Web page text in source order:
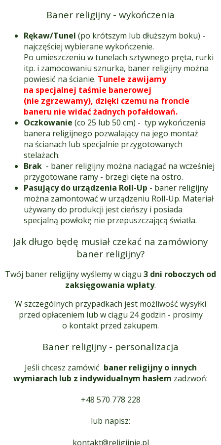
Baner religijny - wykończenia
Rękaw/Tunel (po krótszym lub dłuższym boku) -
najczęściej wybierane wykończenie.
Po umieszczeniu w tunelach sztywnego pręta, rurki
itp. i zamocowaniu sznurka, baner religijny można
powiesić na ścianie. Tunele zawijamy
na specjalnej taśmie banerowej
(nie zgrzewamy), dzięki czemu na froncie
baneru nie widać żadnych pofałdowań.
Oczkowanie (co 25 lub 50 cm) - typ wykończenia
banera religijnego pozwalający na jego montaż
na ścianach lub specjalnie przygotowanych
stelażach.
Brak - baner religijny można naciągać na wcześniej
przygotowane ramy - brzegi cięte na ostro.
Pasujący do urządzenia Roll-Up - baner religijny
można zamontować w urządzeniu Roll-Up. Materiał
używany do produkcji jest cieńszy i posiada
specjalną powłokę nie przepuszczającą światła.
Jak długo będę musiał czekać na zamówiony
baner religijny?
Twój baner religijny wyślemy w ciągu 3 dni roboczych od
zaksięgowania wpłaty.
W szczególnych przypadkach jest możliwość wysyłki
przed opłaceniem lub w ciągu 24 godzin - prosimy
o kontakt przed zakupem.
Baner religijny - personalizacja
Jeśli chcesz zamówić baner religijny o innych
wymiarach lub z indywidualnym hasłem zadzwoń:
+48 570 778 228
lub napisz:
kontakt@religijnie.pl